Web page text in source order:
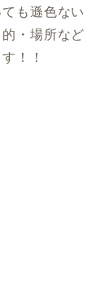
も遜色ない
・場所など
！！